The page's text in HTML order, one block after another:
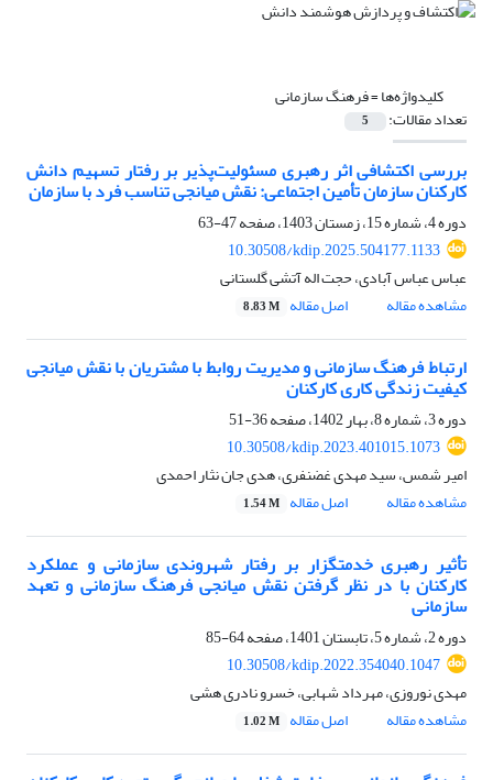
کلیدواژه‌ها =فرهنگ سازمانی
تعداد مقالات: 5
بررسی اکتشافی اثر رهبری مسئولیت‌پذیر بر رفتار تسهیم دانش
کارکنان سازمان تأمین اجتماعی: نقش میانجی تناسب فرد با سازمان
دوره 4، شماره 15، زمستان 1403، صفحه
47-63
10.30508/kdip.2025.504177.1133
عباس عباس آبادی، حجت اله آتشی گلستانی
مشاهده مقاله
اصل مقاله 8.83 M
ارتباط فرهنگ سازمانی و مدیریت روابط با مشتریان با نقش میانجی
کیفیت زندگی کاری کارکنان
دوره 3، شماره 8، بهار 1402، صفحه
36-51
10.30508/kdip.2023.401015.1073
امیر شمس، سید مهدی غضنفری، هدی جان نثار احمدی
مشاهده مقاله
اصل مقاله 1.54 M
تأثیر رهبری خدمتگزار بر رفتار شهروندی سازمانی و عملکرد
کارکنان با در نظر گرفتن نقش میانجی فرهنگ سازمانی و تعهد
سازمانی
دوره 2، شماره 5، تابستان 1401، صفحه
64-85
10.30508/kdip.2022.354040.1047
مهدی نوروزی، مهرداد شهابی، خسرو نادری هشی
مشاهده مقاله
اصل مقاله 1.02 M